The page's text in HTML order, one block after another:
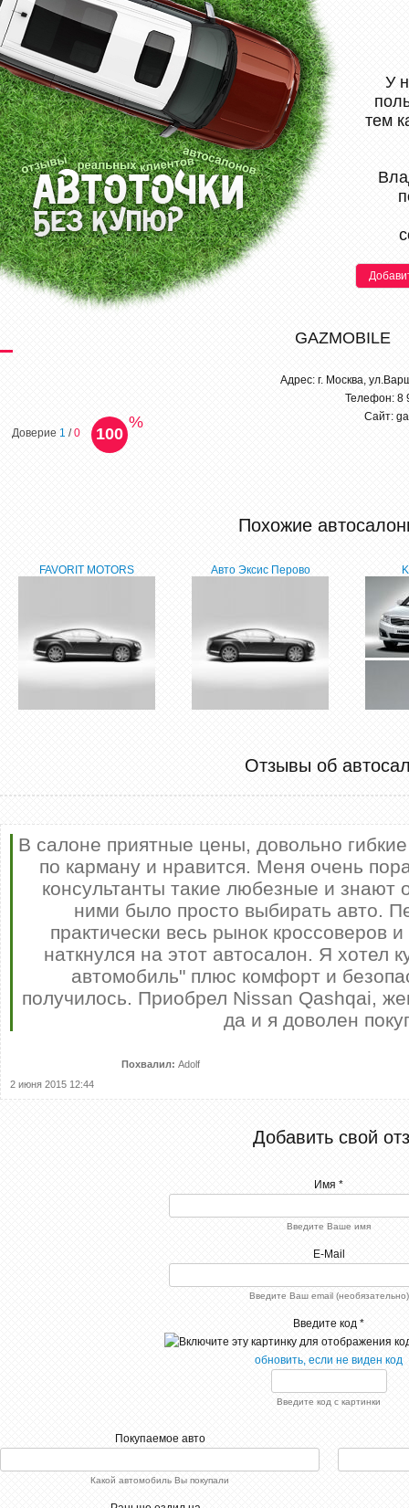
У
тем
GAZMOBILE
Доверие 1 /0 100
%
Адрес: г. Москва,
Телефон: 8
Сайт:
Похожие
FAVORIT MOTORS Авто Эксис Перово
на
так и
сих
Отзывы об
В салоне приятные цены, довольно
по карману и нравится. Меня очень
консультанты такие любезные и знают
ними было просто выбирать авто.
практически весь рынок кроссоверов
наткнулся на этот автосалон. Я хотел
автомобиль" плюс комфорт и
получилось. Приобрел Nissan Qashqai,
да и я доволен
Похвалил: Adolf
2 июня 2015 12:44
Добавить свой
Имя *
Введите Ваше имя
E-Mail
Введите Ваш email (необязательно)
Введите код *
обновить, если не виден код
Введите код с картинки
Покупаемое авто
Какой автомобиль Вы покупали